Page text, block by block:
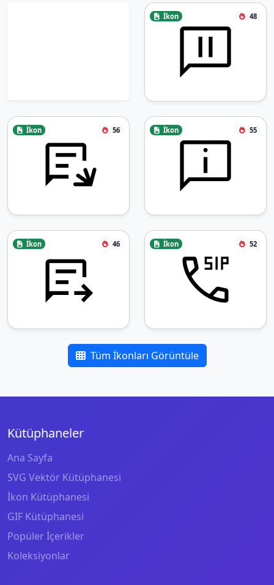
İkon 48
İkon 56 İkon 55
İkon 46 İkon 52
Tüm İkonları Görüntüle
Kütüphaneler
Ana Sayfa
SVG Vektör Kütüphanesi
İkon Kütüphanesi
GIF Kütüphanesi
Popüler İçerikler
Koleksiyonlar